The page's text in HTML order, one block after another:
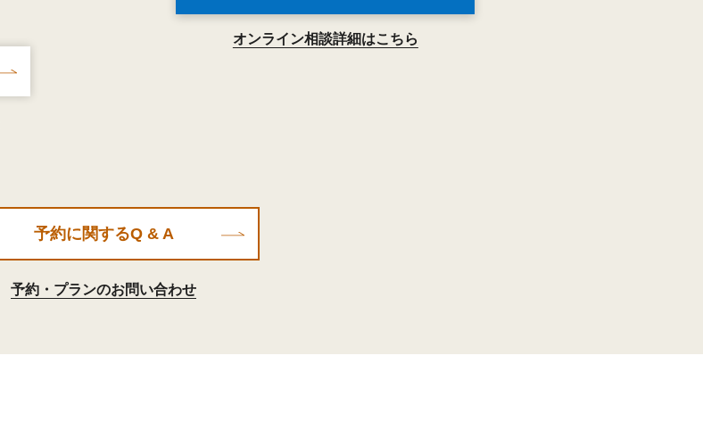
オンライン相談詳細はこちら
予約に関するQ & A
予約・プランのお問い合わせ